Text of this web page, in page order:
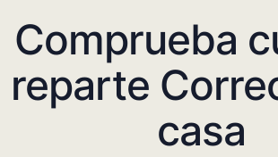
Comprueba
reparte
casa